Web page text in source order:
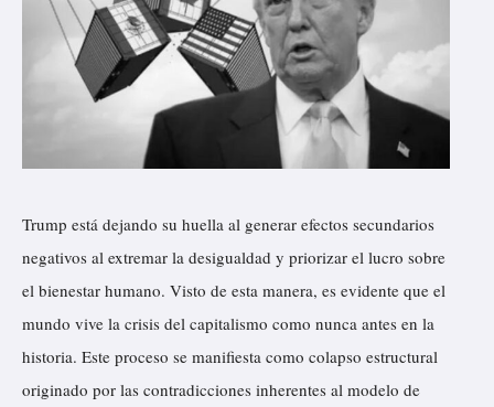
Trump está dejando su huella al generar efectos secundarios
negativos al extremar la desigualdad y priorizar el lucro sobre
el bienestar humano. Visto de esta manera, es evidente que el
mundo vive la crisis del capitalismo como nunca antes en la
historia. Este proceso se manifiesta como colapso estructural
originado por las contradicciones inherentes al modelo de